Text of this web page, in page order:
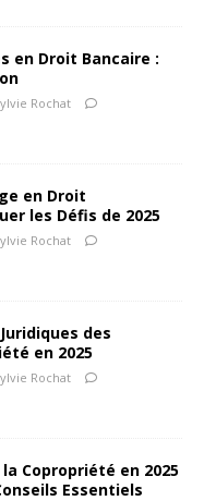
en Droit Bancaire :
Rochat
en Droit
les Défis de 2025
Rochat
des
en 2025
Rochat
Copropriété en 2025
Essentiels